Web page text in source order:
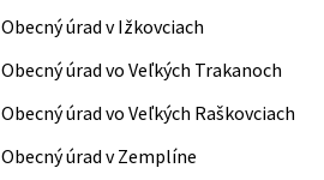
Obecný úrad v Ižkovciach
Obecný úrad vo Veľkých Trakanoch
Obecný úrad vo Veľkých Raškovciach
Obecný úrad v Zemplíne